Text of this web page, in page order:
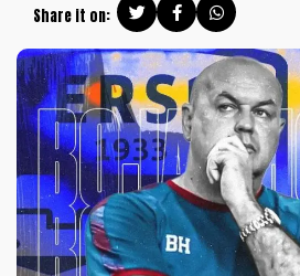
Share it on:
Video